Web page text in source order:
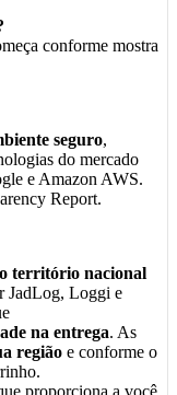
conforme mostra
seguro,
do mercado
e Amazon AWS.
Report.
território nacional
JadLog, Loggi e
na entrega. As
região e conforme o
proporciona a você